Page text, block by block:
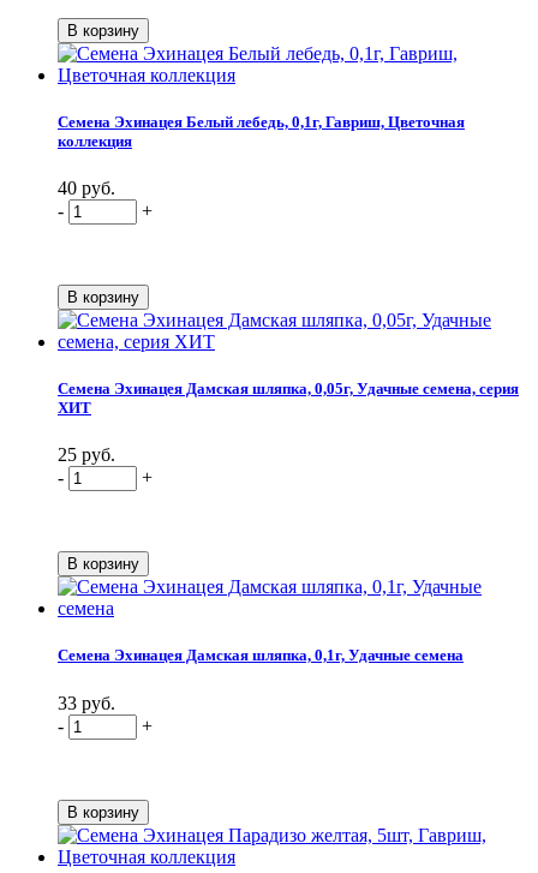
Семена Эхинацея Белый лебедь, 0,1г, Гавриш, Цветочная
коллекция
40 руб.
-
+
Семена Эхинацея Дамская шляпка, 0,05г, Удачные семена, серия
ХИТ
25 руб.
-
+
Семена Эхинацея Дамская шляпка, 0,1г, Удачные семена
33 руб.
-
+